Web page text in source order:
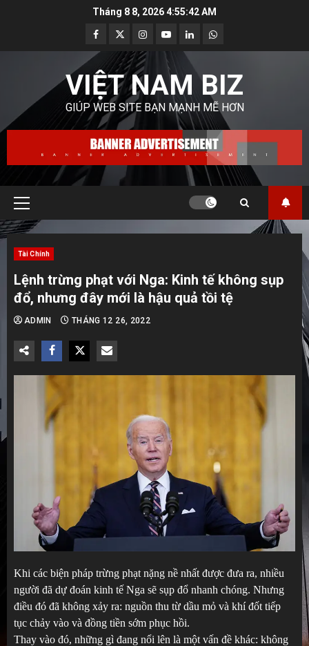
Tháng 8 8, 20264:55:44 AM
Facebook
TwitterInstagram
YoutubeLinkedinWhatsapp
VIỆT NAM BIZ
GIÚP WEB SITE BẠN MẠNH MẼ HƠN
Primary
Menu
Tài Chính
Lệnh trừng phạt với Nga: Kinh tế không sụp
đổ, nhưng đây mới là hậu quả tồi tệ
ADMIN THÁNG 12 26, 2022
Khi các biện pháp trừng phạt nặng nề nhất được đưa ra, nhiều
người đã dự đoán kinh tế Nga sẽ sụp đổ nhanh chóng. Nhưng
điều đó đã không xảy ra: nguồn thu từ dầu mỏ và khí đốt tiếp
tục chảy vào và đồng tiền sớm phục hồi.
Thay vào đó, những gì đang nổi lên là một vấn đề khác: không